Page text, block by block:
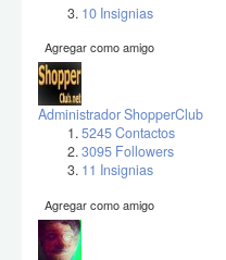
10 Insignias
Agregar como amigo
Administrador ShopperClub
5245 Contactos
3095 Followers
11 Insignias
Agregar como amigo